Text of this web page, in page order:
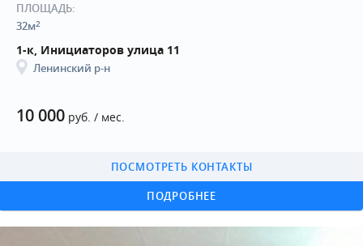
10 000 руб. / мес.
1-к, Инициаторов улица 11
Ленинский р-н
ПОДРОБНЕЕ
ПОСМОТРЕТЬ КОНТАКТЫ
ПЛОЩАДЬ:
32м2